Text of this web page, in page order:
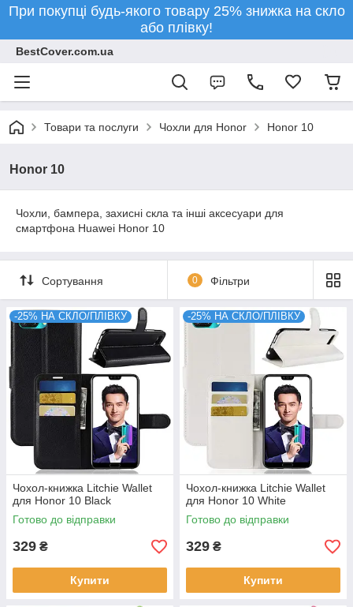
При покупці будь-якого товару 25% знижка на скло
або плівку!
BestCover.com.ua
Товари та послуги Чохли для Honor Honor 10
Honor 10
Чохли, бампера, захисні скла та інші аксесуари для
смартфона Huawei Honor 10
Сортування 0 Фільтри
-25% НА СКЛО/ПЛІВКУ
Чохол-книжка Litchie Wallet
для Honor 10 Black
Готово до відправки
329 ₴
Купити
-25% НА СКЛО/ПЛІВКУ
Чохол-книжка Litchie Wallet
для Honor 10 White
Готово до відправки
329 ₴
Купити